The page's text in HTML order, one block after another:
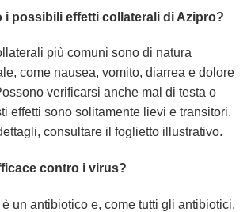
i possibili effetti collaterali di Azipro?
più comuni sono di natura
come nausea, vomito, diarrea e dolore
verificarsi anche mal di testa o
effetti sono solitamente lievi e transitori.
consultare il foglietto illustrativo.
contro i virus?
un antibiotico e, come tutti gli antibiotici,